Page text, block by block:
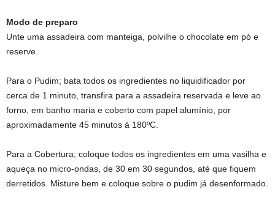
Modo de preparo
Unte uma assadeira com manteiga, polvilhe o chocolate em pó e
reserve.
Para o Pudim; bata todos os ingredientes no liquidificador por
cerca de 1 minuto, transfira para a assadeira reservada e leve ao
forno, em banho maria e coberto com papel alumínio, por
aproximadamente 45 minutos à 180ºC.
Para a Cobertura; coloque todos os ingredientes em uma vasilha e
aqueça no micro-ondas, de 30 em 30 segundos, até que fiquem
derretidos. Misture bem e coloque sobre o pudim já desenformado.